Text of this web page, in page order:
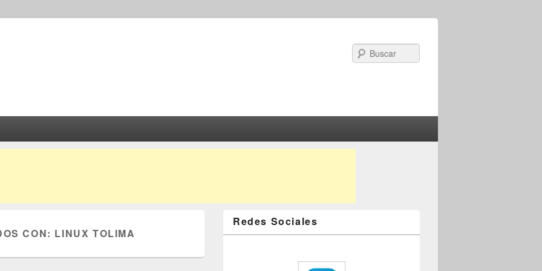
CON: LINUX TOLIMA
Redes Sociales